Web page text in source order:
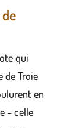
qui
de Troie
en
– celle